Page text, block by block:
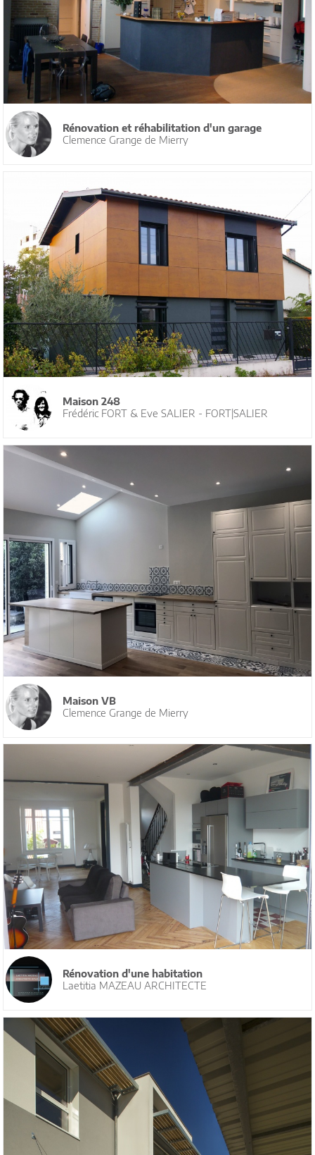
Rénovation et réhabilitation d'un garage
Clemence Grange de Mierry
Maison 248
Frédéric FORT & Eve SALIER - FORT|SALIER
Maison VB
Clemence Grange de Mierry
Rénovation d'une habitation
Laetitia MAZEAU ARCHITECTE